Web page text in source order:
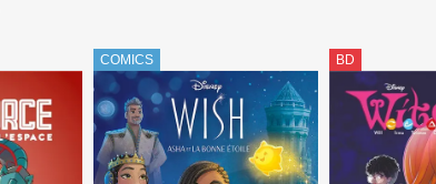
COMICS BD